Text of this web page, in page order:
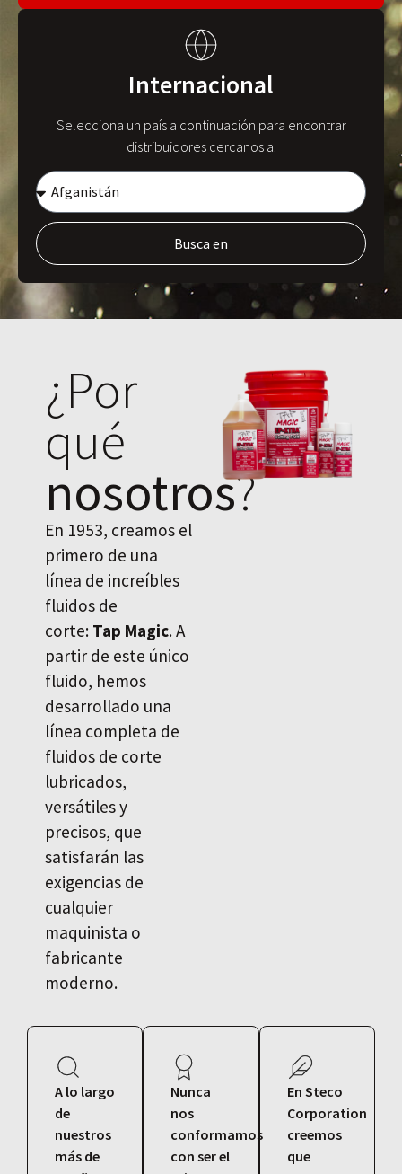
Internacional
Selecciona un país a continuación para encontrar
distribuidores cercanos a.
Busca en
¿Por
qué
nosotros?
En 1953, creamos el
primero de una
línea de increíbles
fluidos de
corte: Tap Magic. A
partir de este único
fluido, hemos
desarrollado una
línea completa de
fluidos de corte
lubricados,
versátiles y
precisos, que
satisfarán las
exigencias de
cualquier
maquinista o
fabricante
moderno.
A lo largo
de
nuestros
más de
Nunca
nos
conformamos
con ser el
En Steco
Corporation
creemos
que